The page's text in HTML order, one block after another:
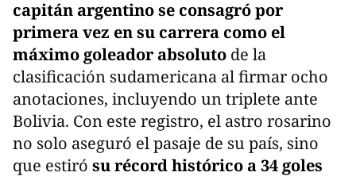
capitán argentino se consagró por
primera vez en su carrera como el
máximo goleador absoluto de la
clasificación sudamericana al firmar ocho
anotaciones, incluyendo un triplete ante
Bolivia. Con este registro, el astro rosarino
no solo aseguró el pasaje de su país, sino
que estiró su récord histórico a 34 goles